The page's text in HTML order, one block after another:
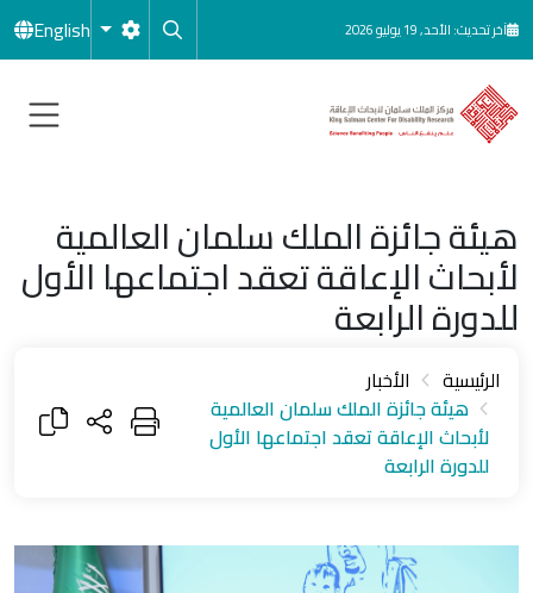
تجاوز إلى المحتوى الرئيسي
آخر تحديث: الأحد, 19 يوليو 2026 English
هيئة جائزة الملك سلمان العالمية
لأبحاث الإعاقة تعقد اجتماعها الأول
للدورة الرابعة
الرئيسية
الأخبار
هيئة جائزة الملك سلمان العالمية
لأبحاث الإعاقة تعقد اجتماعها الأول
للدورة الرابعة